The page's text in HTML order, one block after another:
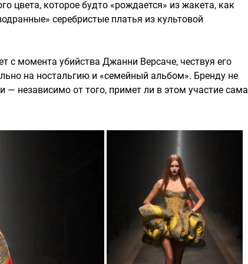
цвета, которое будто «рождается» из жакета, как
серебристые платья из культовой
с момента убийства Джанни Версаче, чествуя его
на ностальгию и «семейный альбом». Бренду не
независимо от того, примет ли в этом участие сама